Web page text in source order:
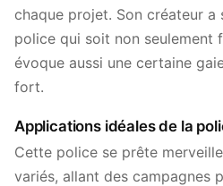
chaque projet. Son créateur a
police qui soit non seulement
évoque aussi une certaine
fort.
Applications idéales de la
Cette police se prête
variés, allant des campagnes